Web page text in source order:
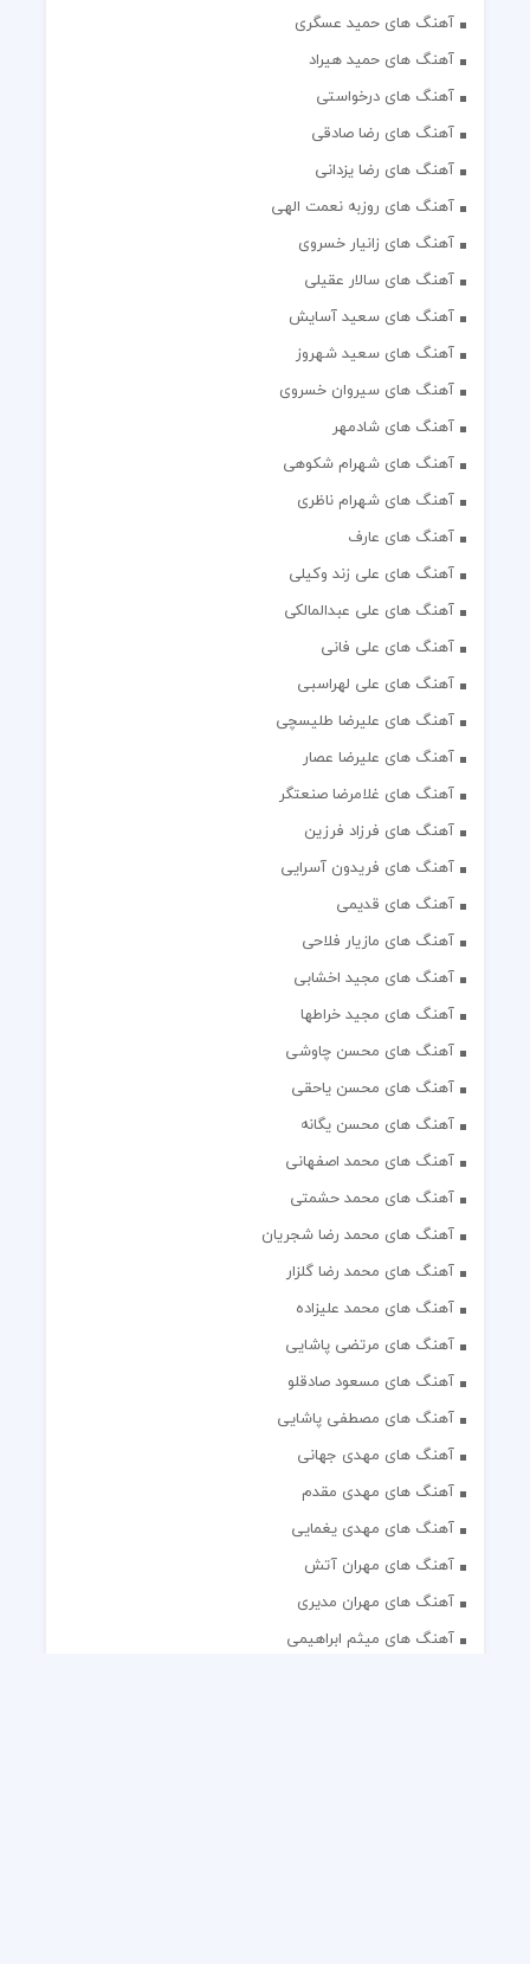
آهنگ های حمید عسگری
آهنگ های حمید هیراد
آهنگ های درخواستی
آهنگ های رضا صادقی
آهنگ های رضا یزدانی
آهنگ های روزبه نعمت الهی
آهنگ های زانیار خسروی
آهنگ های سالار عقیلی
آهنگ های سعید آسایش
آهنگ های سعید شهروز
آهنگ های سیروان خسروی
آهنگ های شادمهر
آهنگ های شهرام شکوهی
آهنگ های شهرام ناظری
آهنگ های عارف
آهنگ های علی زند وکیلی
آهنگ های علی عبدالمالکی
آهنگ های علی فانی
آهنگ های علی لهراسبی
آهنگ های علیرضا طلیسچی
آهنگ های علیرضا عصار
آهنگ های غلامرضا صنعتگر
آهنگ های فرزاد فرزین
آهنگ های فریدون آسرایی
آهنگ های قدیمی
آهنگ های مازیار فلاحی
آهنگ های مجید اخشابی
آهنگ های مجید خراطها
آهنگ های محسن چاوشی
آهنگ های محسن یاحقی
آهنگ های محسن یگانه
آهنگ های محمد اصفهانی
آهنگ های محمد حشمتی
آهنگ های محمد رضا شجریان
آهنگ های محمد رضا گلزار
آهنگ های محمد علیزاده
آهنگ های مرتضی پاشایی
آهنگ های مسعود صادقلو
آهنگ های مصطفی پاشایی
آهنگ های مهدی جهانی
آهنگ های مهدی مقدم
آهنگ های مهدی یغمایی
آهنگ های مهران آتش
آهنگ های مهران مدیری
آهنگ های میثم ابراهیمی